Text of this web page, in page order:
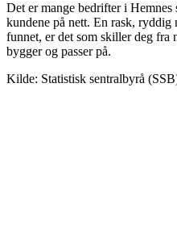
Det er mange bedrifter i Hemnes
kundene på nett. En rask,
funnet, er det som skiller deg fra
bygger og passer på.
Kilde: Statistisk sentralbyrå